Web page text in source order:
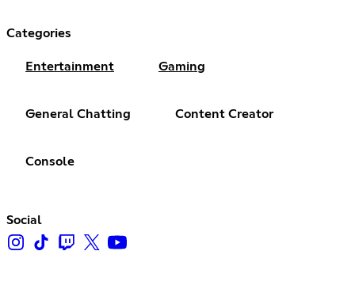
Categories
Entertainment Gaming
General Chatting Content Creator
Console
Social